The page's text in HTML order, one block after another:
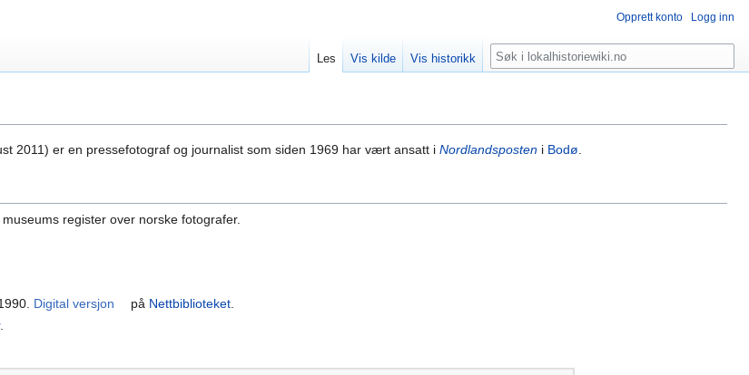
2011) er en pressefotograf og journalist som siden 1969 har vært ansatt i Nordlandsposten i Bodø.
register over norske fotografer.
Digital versjon på Nettbiblioteket.
.
Opprett konto Logg inn
Les Vis kilde Vis historikk Søk